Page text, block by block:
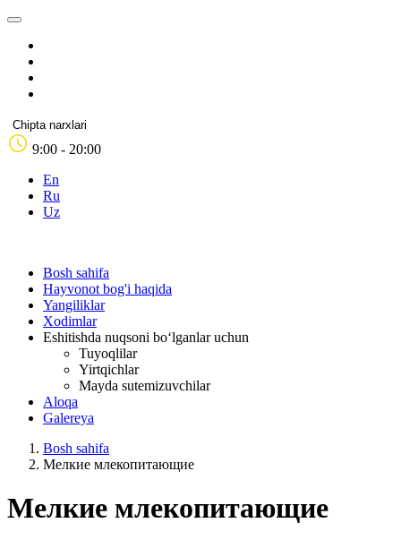
Chipta narxlari
9:00 - 20:00
En
Ru
Uz
Bosh sahifa
Hayvonot bog'i haqida
Yangiliklar
Xodimlar
Eshitishda nuqsoni bo‘lganlar uchun
Tuyoqlilar
Yirtqichlar
Mayda sutemizuvchilar
Aloqa
Galereya
Bosh sahifa
Мелкие млекопитающие
Мелкие млекопитающие